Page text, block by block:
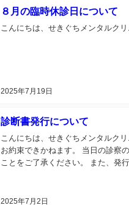
８月の臨時休診日について
2025年7月19日
こんにちは、せきぐちメンタルク
診断書発行について
2025年7月2日
こんにちは、せきぐちメンタルク
お約束できかねます。 当日の診察
ことをご了承